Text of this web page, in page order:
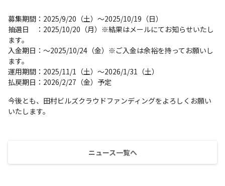
募集期間：2025/9/20（土）～2025/10/19（日）
抽選日 ：2025/10/20（月）※結果はメールにてお知らせいたし
ます。
入金期日：～2025/10/24（金）※ご入金は余裕を持ってお願いし
ます。
運用期間：2025/11/1（土）〜2026/1/31（土）
払戻期日：2026/2/27（金）予定
今後とも、田村ビルズクラウドファンディングをよろしくお願い
いたします。
ニュース一覧へ